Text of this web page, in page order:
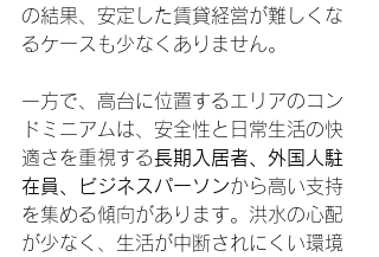
の結果、安定した賃貸経営が難しくな
るケースも少なくありません。
一方で、高台に位置するエリアのコン
ドミニアムは、安全性と日常生活の快
適さを重視する長期入居者、外国人駐
在員、ビジネスパーソンから高い支持
を集める傾向があります。洪水の心配
が少なく、生活が中断されにくい環境